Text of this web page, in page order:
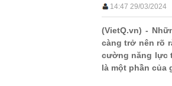
14:47 29/03/2024
(VietQ.vn) -
càng trở nên rõ
cường năng lực
là một phần của